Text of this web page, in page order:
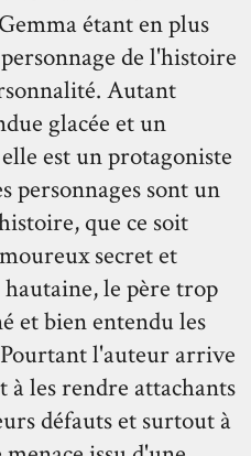
étant en plus
de l'histoire
Autant
glacée et un
est un protagoniste
personnages sont un
que ce soit
secret et
le père trop
et bien entendu les
l'auteur arrive
les rendre attachants
défauts et surtout à